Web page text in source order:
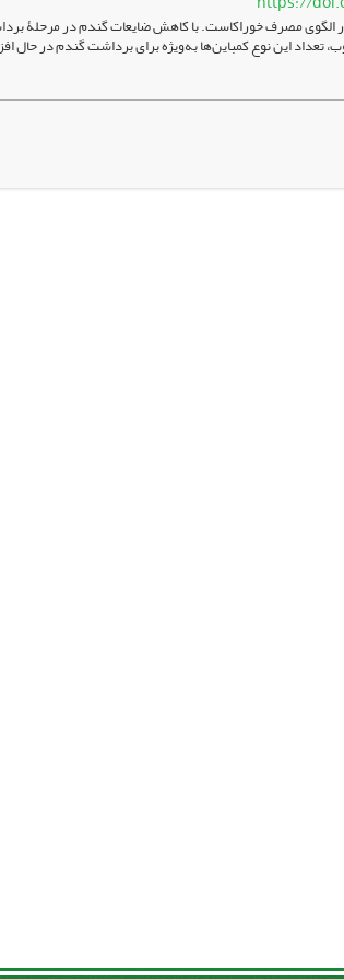
مصرف خوراکاست. با کاهش ضایعات گندم در مرحلۀ
تعداد این نوع کمباین‌ها به‌ویژه برای برداشت گندم در